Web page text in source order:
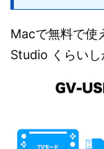
Macで無料で使
Studio くらいし